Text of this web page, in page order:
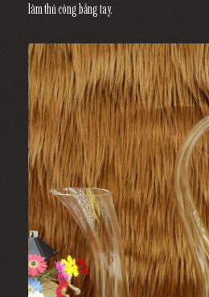
làm thủ công bẳng tay.